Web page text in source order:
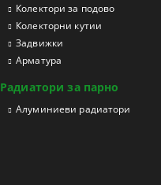
Колектори за подово
Колекторни кутии
Задвижки
Арматура
Радиатори за парно
Aлуминиеви радиатори